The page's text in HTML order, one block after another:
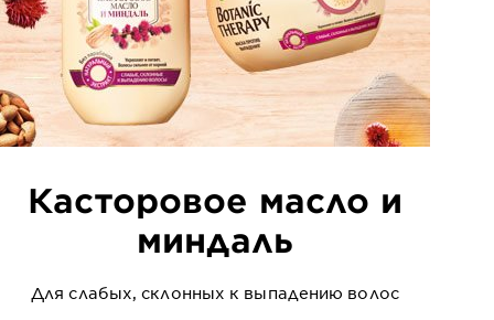
Касторовое масло и
миндаль
Для слабых, склонных к выпадению волос